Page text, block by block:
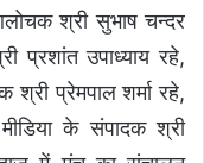
श्री सुभाष चन्दर
प्रशांत उपाध्याय रहे,
श्री प्रेमपाल शर्मा रहे,
के संपादक श्री